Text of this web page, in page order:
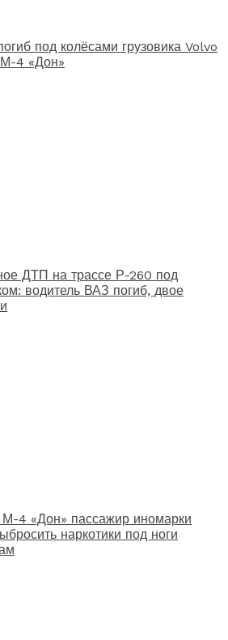
под колёсами грузовика Volvo
М-4 «Дон»
ДТП на трассе Р-260 под
водитель ВАЗ погиб, двое
М-4 «Дон» пассажир иномарки
наркотики под ноги